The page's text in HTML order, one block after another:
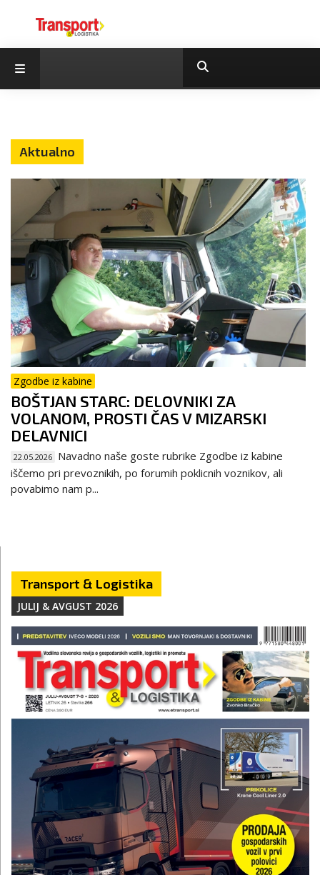
Aktualno
Zgodbe iz kabine
BOŠTJAN STARC: DELOVNIKI ZA
VOLANOM, PROSTI ČAS V MIZARSKI
DELAVNICI
22.05.2026 Navadno naše goste rubrike Zgodbe iz kabine
iščemo pri prevoznikih, po forumih poklicnih voznikov, ali
povabimo nam p...
Transport & Logistika
JULIJ & AVGUST 2026